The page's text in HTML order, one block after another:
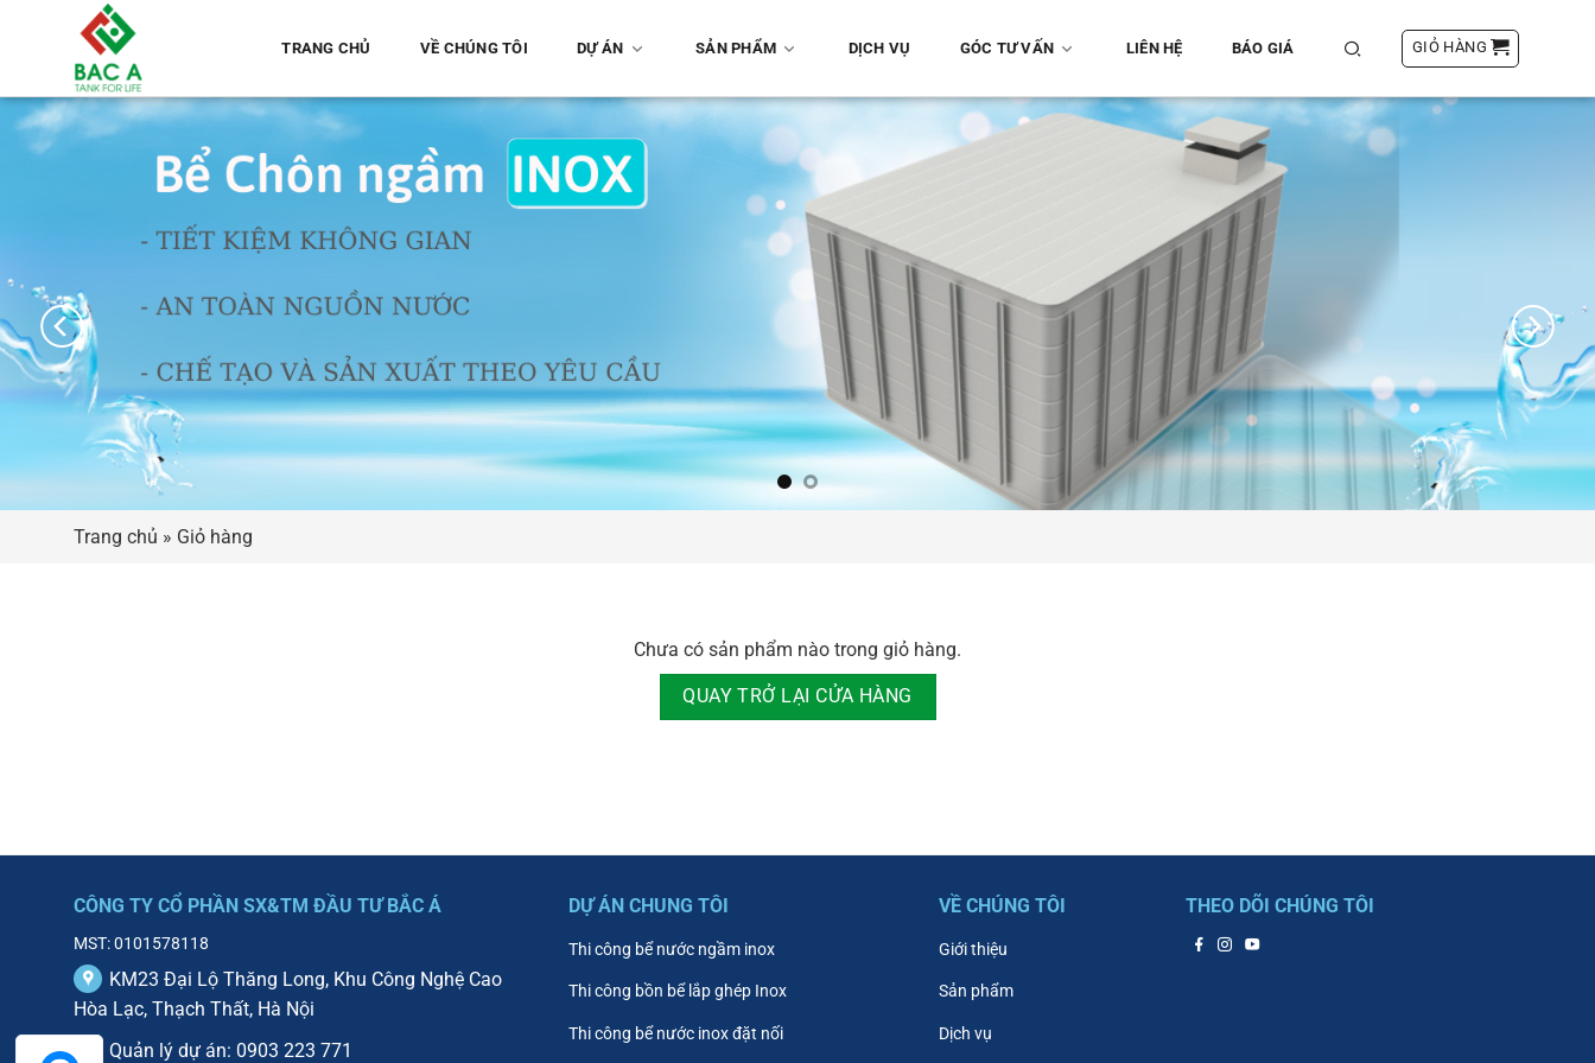
dung
TRANG CHỦ VỀ CHÚNG TÔI DỰ ÁN SẢN PHẨM DỊCH VỤ GÓC TƯ VẤN LIÊN HỆ BÁO GIÁ GIỎ HÀNG
Trang chủ » Giỏ hàng
Chưa có sản phẩm nào trong giỏ hàng.
QUAY TRỞ LẠI CỬA HÀNG
CÔNG TY CỔ PHẦN SX&TM ĐẦU TƯ BẮC Á
MST: 0101578118
KM23 Đại Lộ Thăng Long, Khu Công Nghệ Cao
Hòa Lạc, Thạch Thất, Hà Nội
Quản lý dự án: 0903 223 771
DỰ ÁN CHUNG TÔI
Thi công bể nước ngầm inox
Thi công bồn bể lắp ghép Inox
Thi công bể nước inox đặt nối
VỀ CHÚNG TÔI
Giới thiệu
Sản phẩm
Dịch vụ
THEO DÕI CHÚNG TÔI